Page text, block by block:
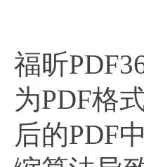
福昕
为PDF格
后的PDF